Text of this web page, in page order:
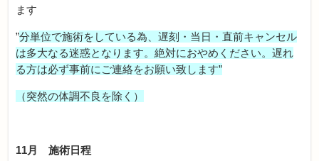
ます
”分単位で施術をしている為、遅刻・当日・直前キャンセル
は多大なる迷惑となります。絶対におやめください。遅れ
る方は必ず事前にご連絡をお願い致します”
（突然の体調不良を除く）
11月 施術日程